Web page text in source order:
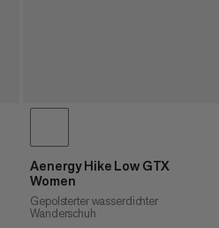
Aenergy Hike Low GTX
Women
Gepolsterter wasserdichter
Wanderschuh